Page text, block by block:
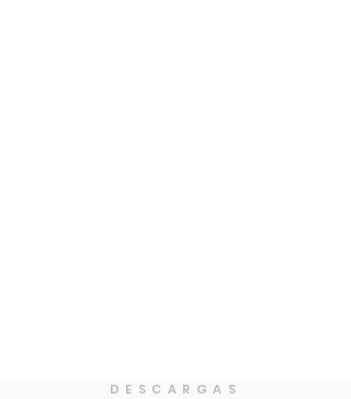
DESCARGAS